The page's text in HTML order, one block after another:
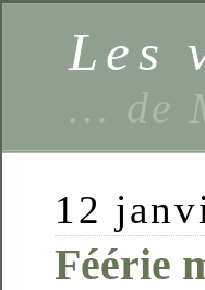
Les
… de
12
Féérie